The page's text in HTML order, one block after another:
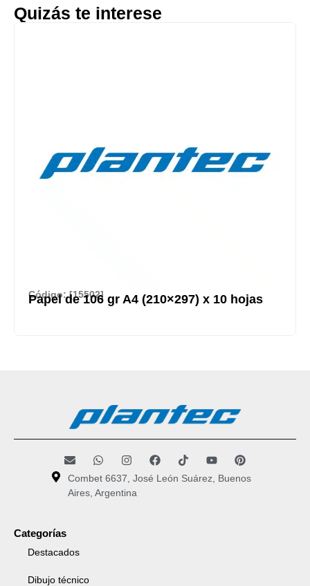
Quizás te interese
Código: [15502]
Papel de 106 gr A4 (210×297) x 10 hojas
Combet 6637, José León Suárez, Buenos
Aires, Argentina
Categorías
Destacados
Dibujo técnico